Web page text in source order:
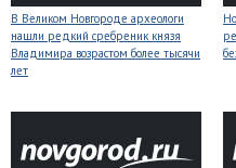
В Великом Новгороде археологи
нашли редкий сребреник князя
Владимира возрастом более тысячи
лет